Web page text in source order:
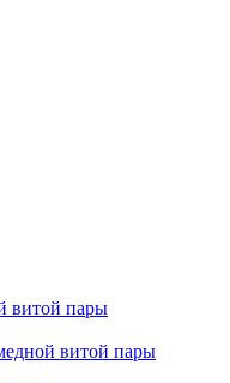
витой пары
витой пары